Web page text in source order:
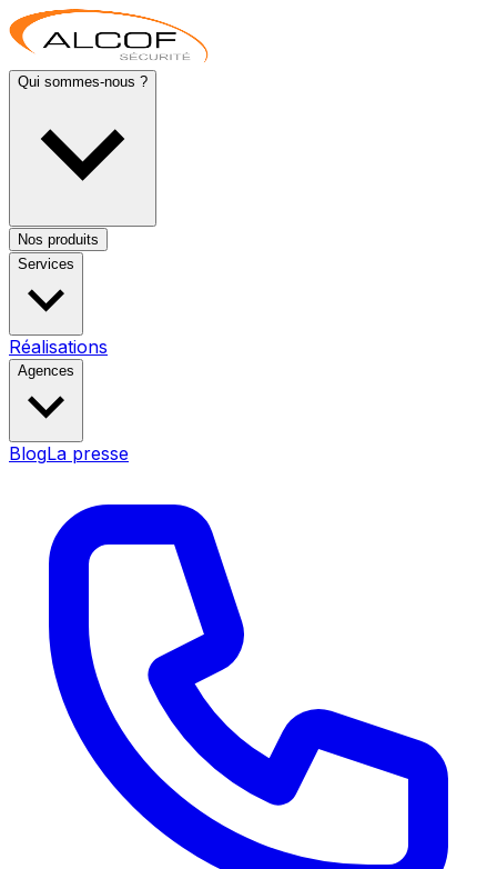
Qui sommes-nous ?
Nos produits
Services
Réalisations
Agences
BlogLa presse